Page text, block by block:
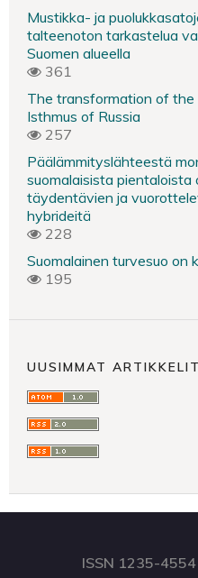
Mustikka- ja
talteenoton tarkastelua
Suomen alueella
361
The transformation of
Isthmus of Russia
257
Päälämmityslähteestä
suomalaisista pientaloista
täydentävien ja
hybrideitä
228
Suomalainen turvesuo on
195
UUSIMMAT ARTIKKELIT
ISSN 1235-